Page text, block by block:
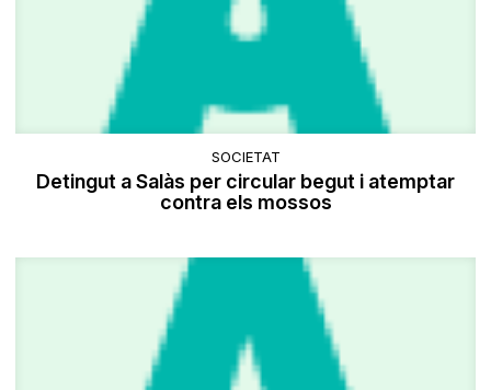
SOCIETAT
Detingut a Salàs per circular begut i atemptar
contra els mossos